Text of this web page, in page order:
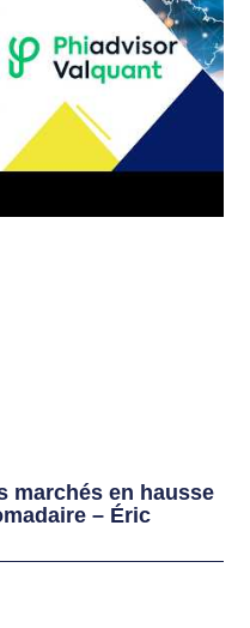
marchés en hausse
– Éric